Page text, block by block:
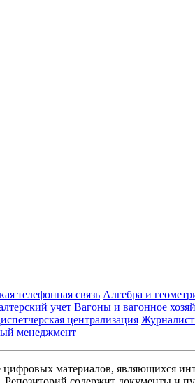
телефонная связь Алгебра и
учет Вагоны и вагонное
централизация
менеджмент
материалов, являющихся